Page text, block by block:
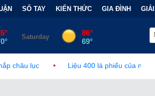
SỔ TAY KIẾN THỨC GIA ĐÌNH GIẢI
Liệu 400 lá phiếu của người phi công dân có